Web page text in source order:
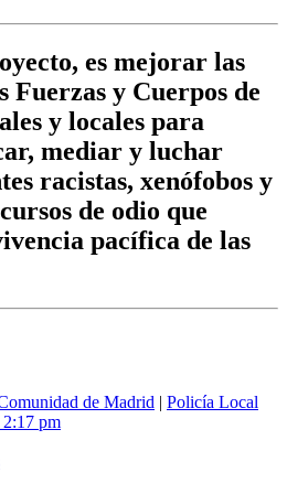
es mejorar las
Fuerzas y Cuerpos de
y locales para
mediar y luchar
racistas, xenófobos y
de odio que
pacífica de las
de Madrid | Policía Local
2:17 pm